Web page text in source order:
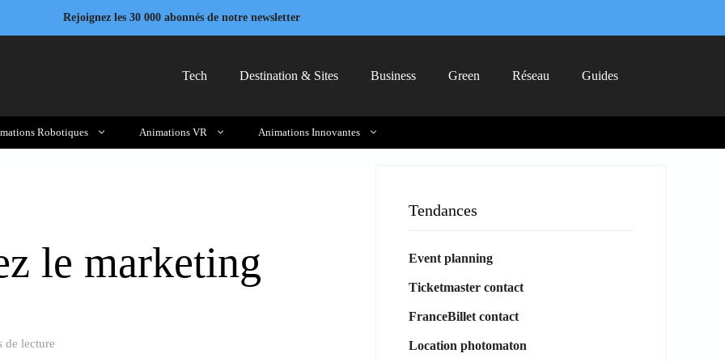
Rejoignez les 30 000 abonnés de notre newsletter
Tech Destination & Sites Business Green Réseau Guides
Robotiques Animations VR Animations Innovantes
le marketing
de lecture
Tendances
Event planning
Ticketmaster contact
FranceBillet contact
Location photomaton